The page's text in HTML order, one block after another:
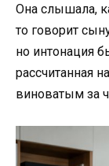
Она слышала,
то говорит
но интонация
рассчитанная
виноватым за